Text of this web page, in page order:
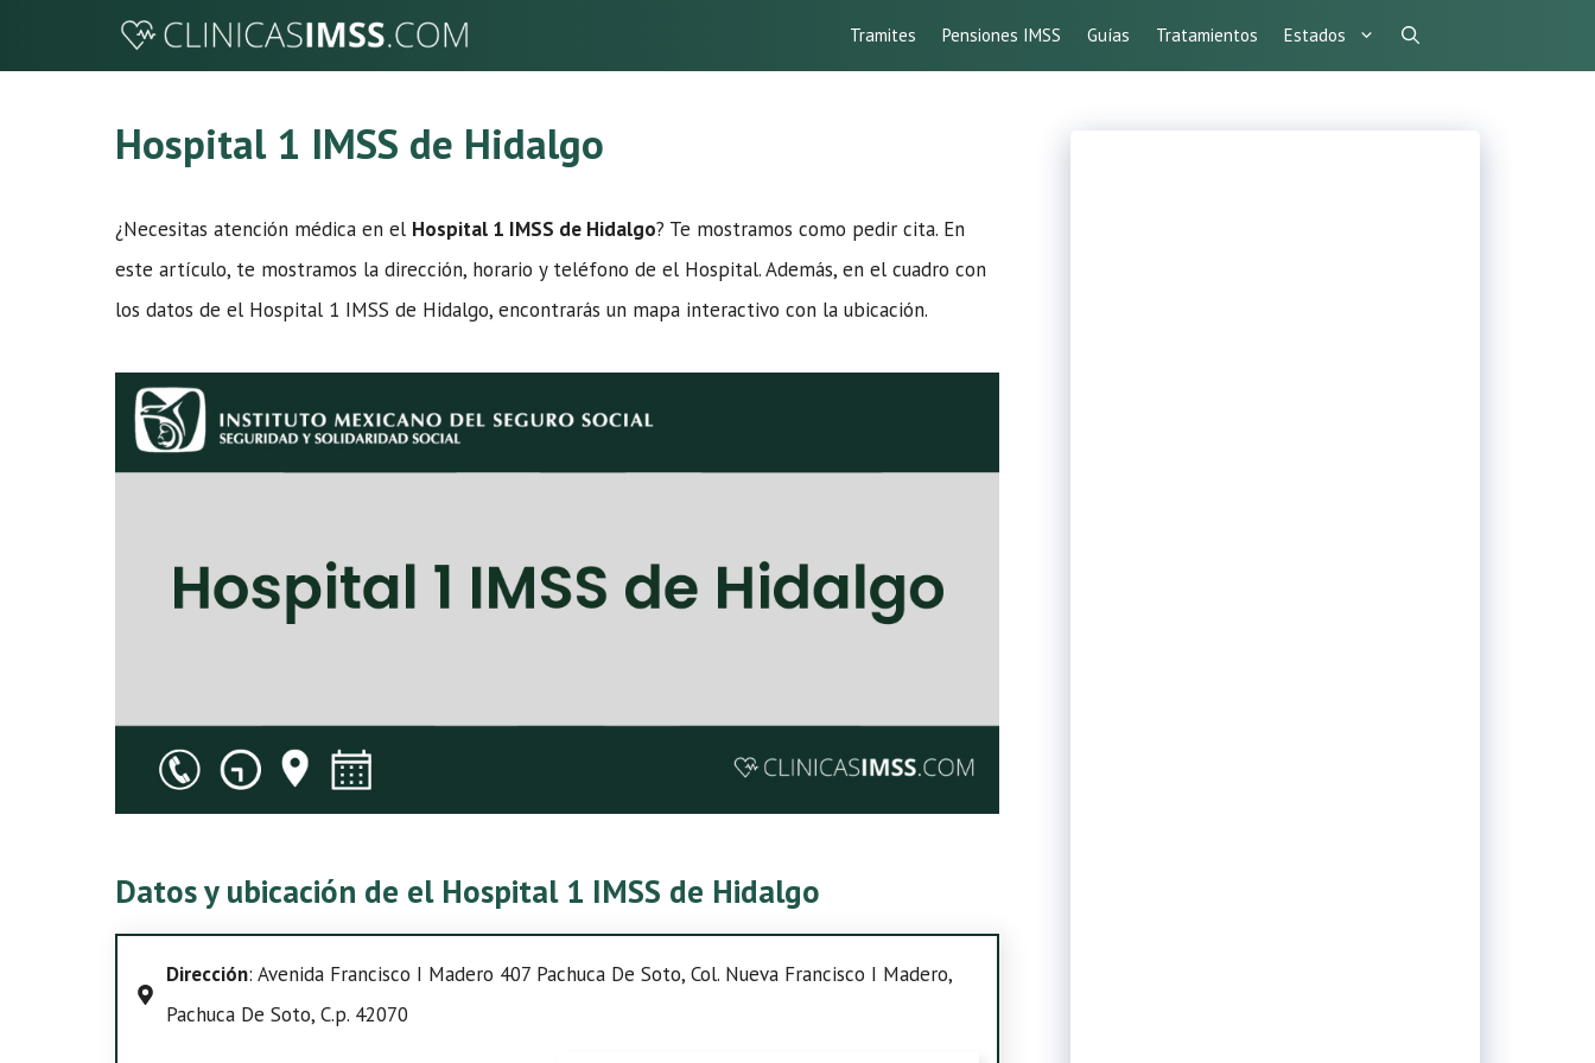
Tramites Pensiones IMSS Guías Tratamientos Estados
Hospital 1 IMSS de Hidalgo
¿Necesitas atención médica en el Hospital 1 IMSS de Hidalgo? Te mostramos como pedir cita. En
este artículo, te mostramos la dirección, horario y teléfono de el Hospital. Además, en el cuadro con
los datos de el Hospital 1 IMSS de Hidalgo, encontrarás un mapa interactivo con la ubicación.
Datos y ubicación de el Hospital 1 IMSS de Hidalgo
Dirección: Avenida Francisco I Madero 407 Pachuca De Soto, Col. Nueva Francisco I Madero,
Pachuca De Soto, C.p. 42070